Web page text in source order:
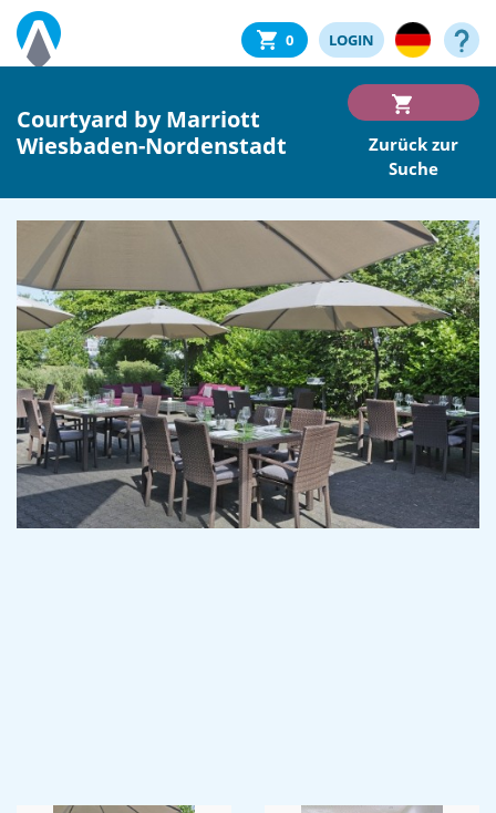
0 LOGIN
Courtyard by Marriott
Wiesbaden-Nordenstadt
Zurück zur
Suche